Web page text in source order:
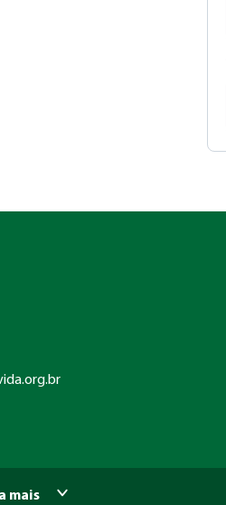
mais